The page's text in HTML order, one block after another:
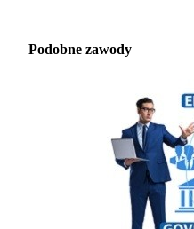
Podobne zawody